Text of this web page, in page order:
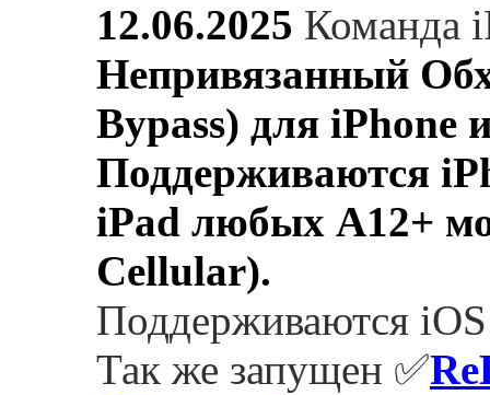
12.06.2025 Команда
Непривязанный
Bypass) для iPhone
Поддерживаются
iPad любых A12+
Cellular).
Поддерживаются
Так же запущен ✅